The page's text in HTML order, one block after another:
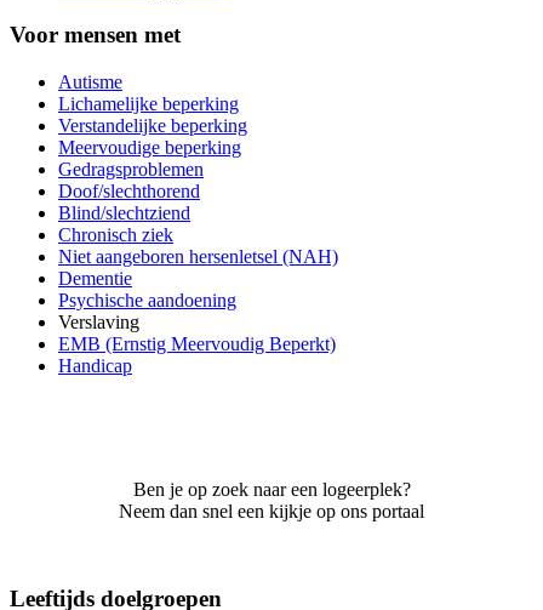
Voor mensen met
Autisme
Lichamelijke beperking
Verstandelijke beperking
Meervoudige beperking
Gedragsproblemen
Doof/slechthorend
Blind/slechtziend
Chronisch ziek
Niet aangeboren hersenletsel (NAH)
Dementie
Psychische aandoening
Verslaving
EMB (Ernstig Meervoudig Beperkt)
Handicap
Ben je op zoek naar een logeerplek?
Neem dan snel een kijkje op ons portaal
Leeftijds doelgroepen